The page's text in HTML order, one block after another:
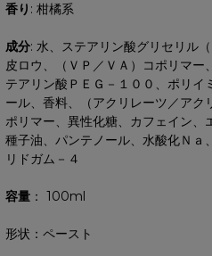
香り : 柑橘系
成分: 水、ステアリン酸グリセリル
皮ロウ、（ＶＰ／ＶＡ）コポリマー
テアリン酸ＰＥＧ－１００、ポリイ
ール、香料、（アクリレーツ／アク
ポリマー、異性化糖、カフェイン
種子油、パンテノール、水酸化Ｎａ
リドガム－４
容量： 100ml
形状：ペースト